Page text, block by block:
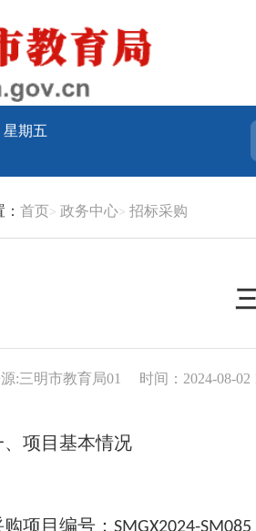
星期五
：首页 政务中心 招标采购
:三明市教育局01 时间：2024-08-02
、项目基本情况
购项目编号：